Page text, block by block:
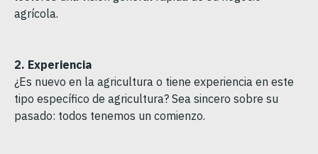
agrícola.
2. Experiencia
¿Es nuevo en la agricultura o tiene experiencia en este
tipo específico de agricultura? Sea sincero sobre su
pasado: todos tenemos un comienzo.